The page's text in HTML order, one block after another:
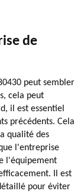
de
peut sembler
cela peut
il est essentiel
précédents. Cela
qualité des
l'entreprise
l'équipement
Il est
pour éviter